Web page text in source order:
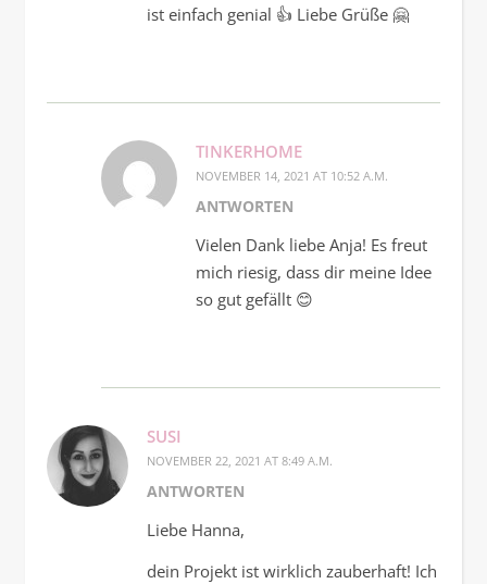
ist einfach genial 👍 Liebe Grüße 🤗
TINKERHOME
NOVEMBER 14, 2021 AT 10:52 A.M.
ANTWORTEN
Vielen Dank liebe Anja! Es freut
mich riesig, dass dir meine Idee
so gut gefällt 😊
SUSI
NOVEMBER 22, 2021 AT 8:49 A.M.
ANTWORTEN
Liebe Hanna,
dein Projekt ist wirklich zauberhaft! Ich